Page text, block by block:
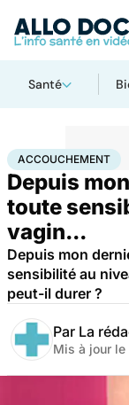
Santé
AccueilFamille
ACCOUCHEMENT
Depuis
toute
vagin...
Depuis mon
sensibilité au
peut-il durer ?
Par La
Mis à jour le